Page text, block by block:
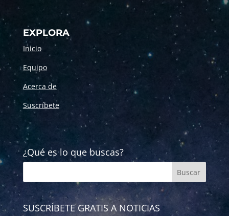
EXPLORA
Inicio
Equipo
Acerca de
Suscríbete
¿Qué es lo que buscas?
SUSCRÍBETE GRATIS A NOTICIAS